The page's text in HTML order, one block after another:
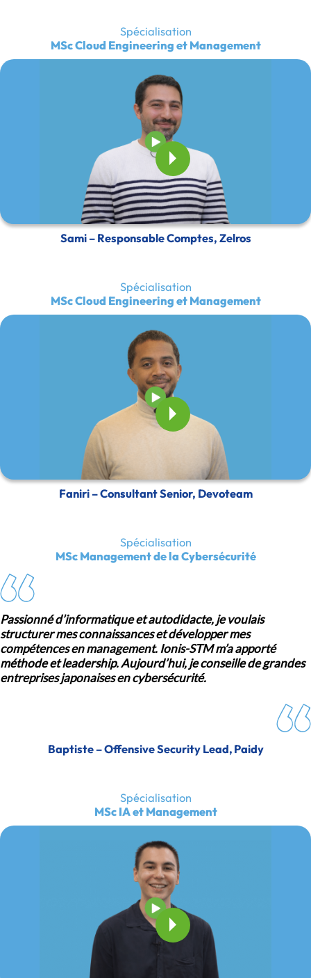
Spécialisation
MSc Cloud Engineering et Management
Sami – Responsable Comptes, Zelros
Spécialisation
MSc Cloud Engineering et Management
Faniri – Consultant Senior, Devoteam
Spécialisation
MSc Management de la Cybersécurité
Passionné d’informatique et autodidacte, je voulais
structurer mes connaissances et développer mes
compétences en management. Ionis-STM m’a apporté
méthode et leadership. Aujourd’hui, je conseille de grandes
entreprises japonaises en cybersécurité.
Baptiste – Offensive Security Lead, Paidy
Spécialisation
MSc IA et Management